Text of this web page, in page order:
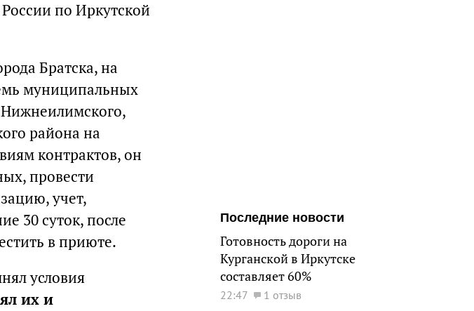
по Иркутской
Братска, на
муниципальных
Нижнеилимского,
района на
контрактов, он
провести
учет,
30 суток, после
в приюте.
условия
их и
Последние новости
Готовность дороги на
Курганской в Иркутске
составляет 60%
22:47 1 отзыв